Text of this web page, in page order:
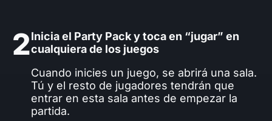
2Inicia el Party Pack y toca en “jugar” en
cualquiera de los juegos
Cuando inicies un juego, se abrirá una sala.
Tú y el resto de jugadores tendrán que
entrar en esta sala antes de empezar la
partida.